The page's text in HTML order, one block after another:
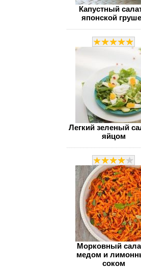
Капустный
японской
Легкий зеленый
яйцом
Морковный
медом и
соком